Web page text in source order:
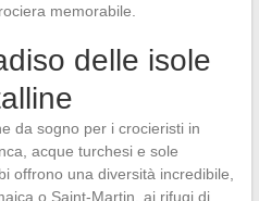
memorabile.
delle isole
da sogno per i crocieristi in
acque turchesi e sole
offrono una diversità incredibile,
o Saint-Martin, ai rifugi di